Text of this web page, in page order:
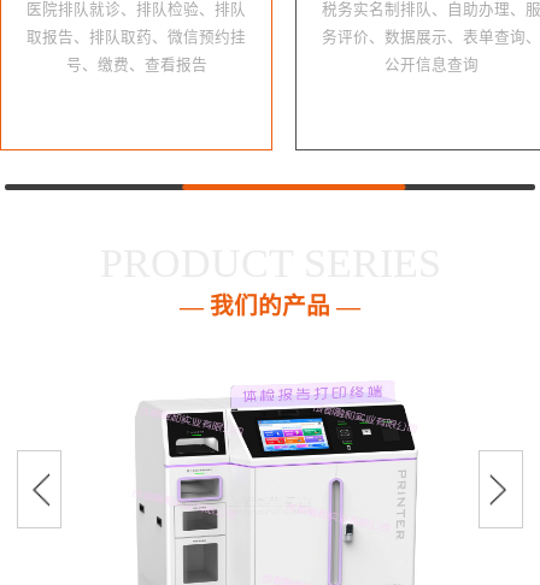
医院排队就诊、排队检验、排队
取报告、排队取药、微信预约挂
号、缴费、查看报告
税务实名制排队、自助办理、服
务评价、数据展示、表单查询、
公开信息查询
— 我们的产品 —